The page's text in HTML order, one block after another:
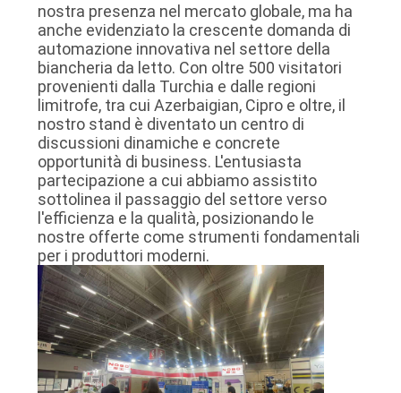
NORME
SULLA
PRIVACY
nostra presenza nel mercato globale, ma ha
anche evidenziato la crescente domanda di
automazione innovativa nel settore della
biancheria da letto. Con oltre 500 visitatori
provenienti dalla Turchia e dalle regioni
limitrofe, tra cui Azerbaigian, Cipro e oltre, il
nostro stand è diventato un centro di
discussioni dinamiche e concrete
opportunità di business. L'entusiasta
partecipazione a cui abbiamo assistito
sottolinea il passaggio del settore verso
l'efficienza e la qualità, posizionando le
nostre offerte come strumenti fondamentali
per i produttori moderni.